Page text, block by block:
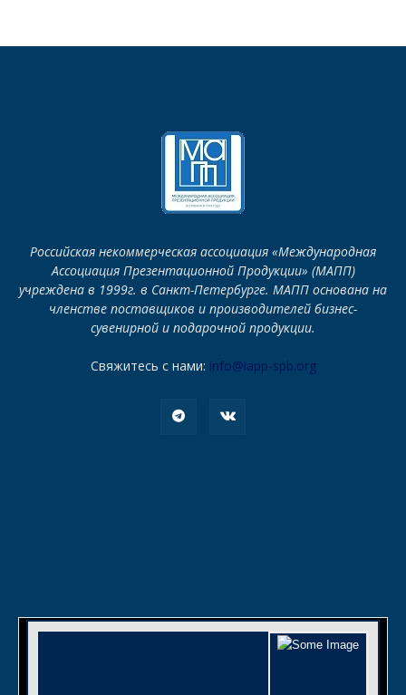
Российская некоммерческая ассоциация «Международная
Ассоциация Презентационной Продукции» (МАПП)
учреждена в 1999г. в Санкт-Петербурге. МАПП основана на
членстве поставщиков и производителей бизнес-
сувенирной и подарочной продукции.
Свяжитесь с нами: info@iapp-spb.org